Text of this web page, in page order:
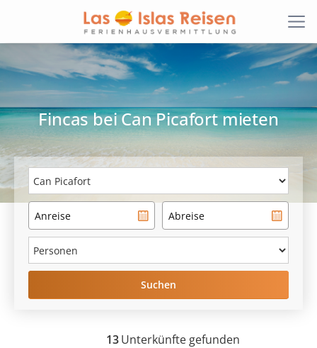
FincasbeiCan Picafortmieten
Suchen
13 Unterkünfte gefunden